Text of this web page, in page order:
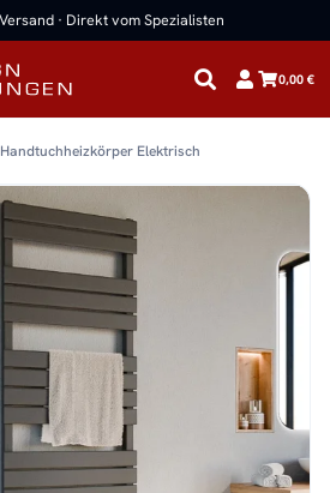
0,00 €
Handtuchheizkörper Elektrisch